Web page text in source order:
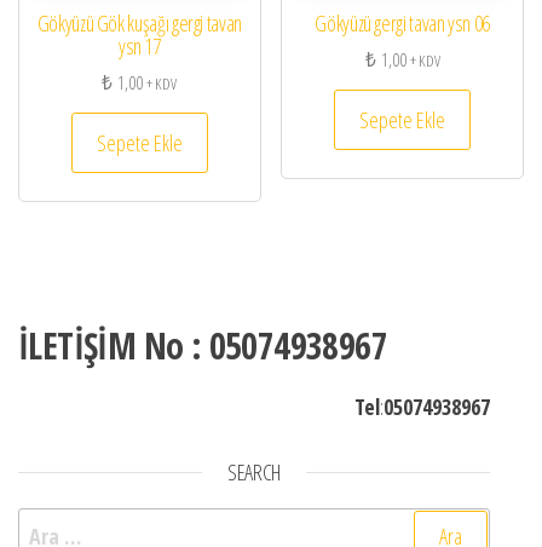
Gökyüzü Gök kuşağı gergi tavan
ysn 17
₺ 1,00+ KDV
Sepete Ekle
Gökyüzü gergi tavan ysn 06
₺1,00+ KDV
Sepete Ekle
İLETİŞİM No : 05074938967
Tel:05074938967
SEARCH
Arama: